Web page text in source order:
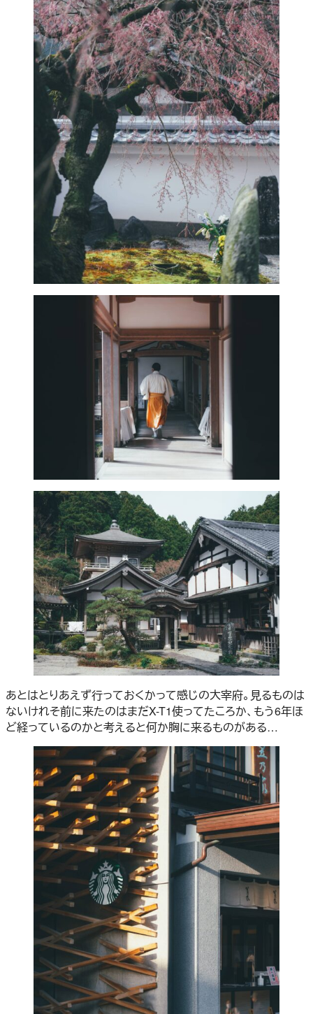
あとはとりあえず行っておくかって感じの大宰府。見るものは
ないけれそ前に来たのはまだX-T1使ってたころか、もう6年ほ
ど経っているのかと考えると何か胸に来るものがある…